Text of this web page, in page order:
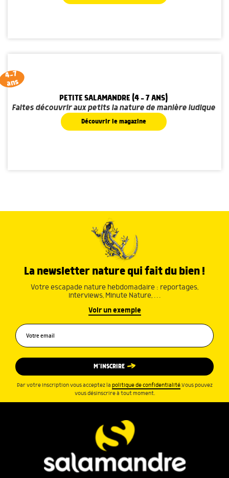
4-7
ans
PETITE SALAMANDRE (4 - 7 ANS)
Faites découvrir aux petits la nature de manière ludique
Découvrir le magazine
La newsletter nature qui fait du bien !
Votre escapade nature hebdomadaire : reportages,
interviews, Minute Nature, …
Voir un exemple
M’INSCRIRE
Par votre inscription vous acceptez la politique de confidentialité.Vous pouvez
vous désinscrire à tout moment.